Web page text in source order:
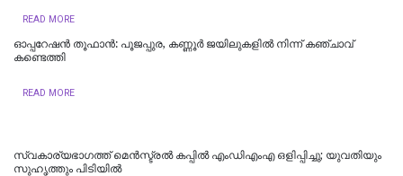
READ MORE
ഓപ്പറേഷൻ തൂഫാൻ: പൂജപ്പുര, കണ്ണൂർ ജയിലുകളിൽ നിന്ന് കഞ്ചാവ്
കണ്ടെത്തി
READ MORE
സ്വകാര്യഭാഗത്ത് മെൻസ്ട്രൽ കപ്പിൽ എംഡിഎംഎ ഒളിപ്പിച്ചു; യുവതിയും
സുഹൃത്തും പിടിയിൽ